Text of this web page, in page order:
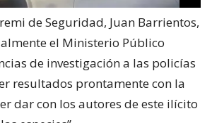
de Seguridad, Juan Barrientos,
el Ministerio Público
de investigación a las policías
resultados prontamente con la
dar con los autores de este ilícito